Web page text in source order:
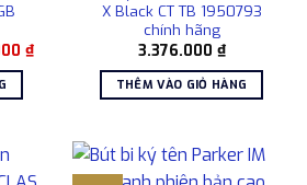
₫.
₫Giá
hiện
6.805.000 ₫.
X Black CT TB 1950793
chính hãng
3.376.000 ₫
THÊM VÀO GIỎ HÀNG